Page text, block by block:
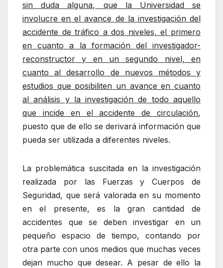
sin duda alguna, que la Universidad se
involucre en el avance de la investigación del
accidente de tráfico a dos niveles, el primero
en cuanto a la formación del investigador-
reconstructor y en un segundo nivel, en
cuanto al desarrollo de nuevos métodos y
estudios que posibiliten un avance en cuanto
al análisis y la investigación de todo aquello
que incide en el accidente de circulación,
puesto que de ello se derivará información que
pueda ser utilizada a diferentes niveles.
La problemática suscitada en la investigación
realizada por las Fuerzas y Cuerpos de
Seguridad, que será valorada en su momento
en el presente, es la gran cantidad de
accidentes que se deben investigar en un
pequeño espacio de tiempo, contando por
otra parte con unos medios que muchas veces
dejan mucho que desear. A pesar de ello la